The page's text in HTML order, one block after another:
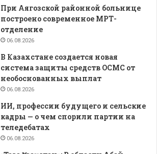
При Аягозской районной больнице
построено современное МРТ-
отделение
06.08.2026
В Казахстане создается новая
система защиты средств ОСМС от
необоснованных выплат
06.08.2026
ИИ, профессии будущего и сельские
кадры — о чем спорили партии на
теледебатах
06.08.2026